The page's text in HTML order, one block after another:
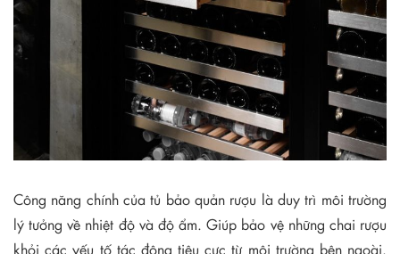
Công năng chính của tủ bảo quản rượu là duy trì môi trường
lý tưởng về nhiệt độ và độ ẩm. Giúp bảo vệ những chai rượu
khỏi các yếu tố tác động tiêu cực từ môi trường bên ngoài.